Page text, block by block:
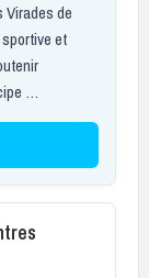
de
et
…